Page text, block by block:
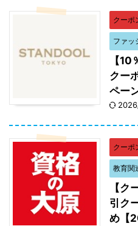
クーポ
ファッ
【
クー
ペー
クーポ
教育関
【ク
引ク
め【